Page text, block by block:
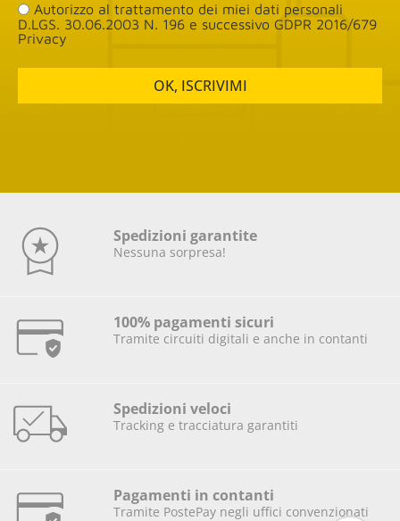
Autorizzo al trattamento dei miei dati personali
D.LGS. 30.06.2003 N. 196 e successivo GDPR 2016/679
Privacy
OK, ISCRIVIMI
Spedizioni garantite
Nessuna sorpresa!
100% pagamenti sicuri
Tramite circuiti digitali e anche in contanti
Spedizioni veloci
Tracking e tracciatura garantiti
Pagamenti in contanti
Tramite PostePay negli uffici convenzionati